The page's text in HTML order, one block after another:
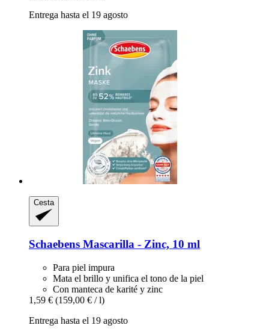
Entrega hasta el 19 agosto
Cesta
Schaebens Mascarilla -​ Zinc, 10 ml
Para piel impura
Mata el brillo y unifica el tono de la piel
Con manteca de karité y zinc
1,59 € (159,00 € / l)
Entrega hasta el 19 agosto